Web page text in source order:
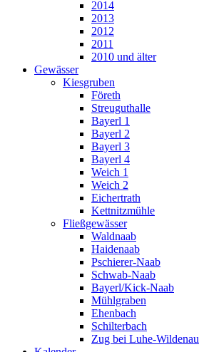
2014
2013
2012
2011
2010 und älter
Gewässer
Kiesgruben
Företh
Streuguthalle
Bayerl 1
Bayerl 2
Bayerl 3
Bayerl 4
Weich 1
Weich 2
Eichertrath
Kettnitzmühle
Fließgewässer
Waldnaab
Haidenaab
Pschierer-Naab
Schwab-Naab
Bayerl/Kick-Naab
Mühlgraben
Ehenbach
Schilterbach
Zug bei Luhe-Wildenau